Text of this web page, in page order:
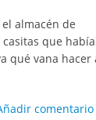
almacén de
que
qué vana hacer
comentario